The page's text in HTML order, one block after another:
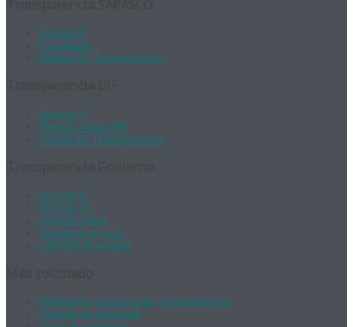
Artículo 8
Focalizada
Unidad de Transparencia
Artículo 8
Agenda diaria DIF
Unidad de Transparencia
Artículo 8
Artículo 15
Agenda diaria
Sesiones en vivo
CIMTRA Municipal
Plataforma Nacional de Transparencia
Plantilla de personal